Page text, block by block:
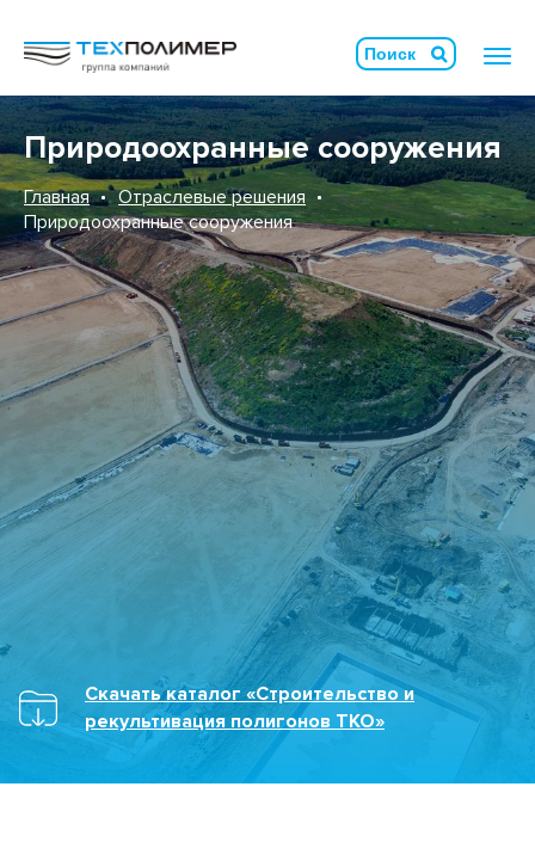
Природоохранные сооружения
Главная
Отраслевые решения
Природоохранные сооружения
Скачать каталог «Строительство и
рекультивация полигонов ТКО»